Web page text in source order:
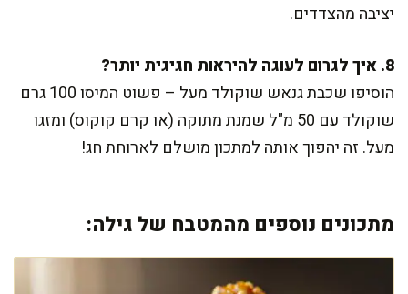
יציבה מהצדדים.
8. איך לגרום לעוגה להיראות חגיגית יותר?
הוסיפו שכבת גנאש שוקולד מעל – פשוט המיסו 100 גרם
שוקולד עם 50 מ"ל שמנת מתוקה (או קרם קוקוס) ומזגו
מעל. זה יהפוך אותה למתכון מושלם לארוחת חג!
מתכונים נוספים מהמטבח של גילה: